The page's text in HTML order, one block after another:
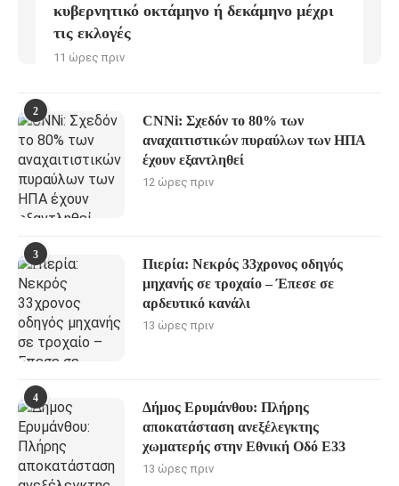
κυβερνητικό οκτάμηνο ή δεκάμηνο μέχρι
τις εκλογές
11 ώρες πριν
2
CNNi: Σχεδόν το 80% των
αναχαιτιστικών πυραύλων των ΗΠΑ
έχουν εξαντληθεί
12 ώρες πριν
3
Πιερία: Νεκρός 33χρονος οδηγός
μηχανής σε τροχαίο – Έπεσε σε
αρδευτικό κανάλι
13 ώρες πριν
4
Δήμος Ερυμάνθου: Πλήρης
αποκατάσταση ανεξέλεγκτης
χωματερής στην Εθνική Οδό Ε33
13 ώρες πριν